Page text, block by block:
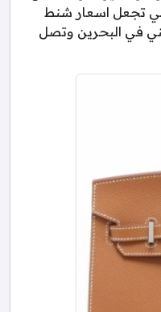
تجعل اسعار شنط
دينار بحريني في البحرين وتصل